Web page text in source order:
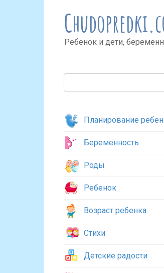
Ребенок и дети,
Планирование
Беременность
Роды
Ребенок
Возраст ребенка
Стихи
Детские радости